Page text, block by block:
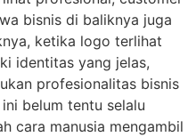
bisnis di baliknya juga
ketika logo terlihat
identitas yang jelas,
profesionalitas bisnis
belum tentu selalu
cara manusia mengambil